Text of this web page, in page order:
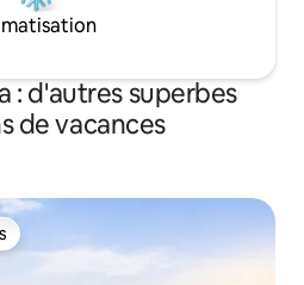
: d'autres superbes
de vacances